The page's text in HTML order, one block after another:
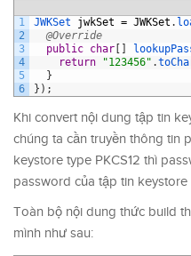
1
2
3
4
5
6
JWKSet jwkSet = JWKSet .
@Override
public char [ ]
return
"123456" .
}
} ) ;
Khi convert nội dung tập tin
chúng ta cần truyền thông tin
keystore type PKCS12 thì
password của tập tin keystore
Toàn bộ nội dung thức build
mình như sau: